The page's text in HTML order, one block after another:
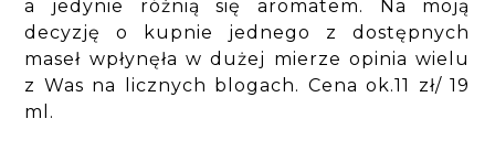
a jedynie różnią się aromatem. Na moją
decyzję o kupnie jednego z dostępnych
maseł wpłynęła w dużej mierze opinia wielu
z Was na licznych blogach. Cena ok.11 zł/ 19
ml.